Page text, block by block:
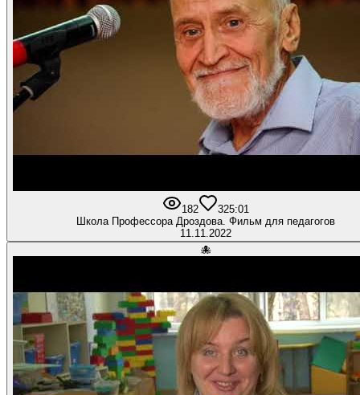
182 325:01
Школа Профессора Дроздова. Фильм для педагогов
11.11.2022
🐙